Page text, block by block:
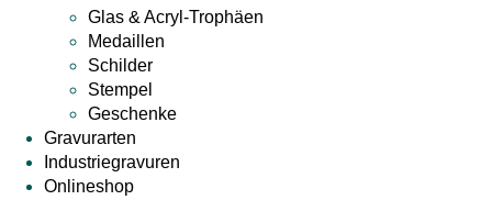
Glas & Acryl-Trophäen
Medaillen
Schilder
Stempel
Geschenke
Gravurarten
Industriegravuren
Onlineshop